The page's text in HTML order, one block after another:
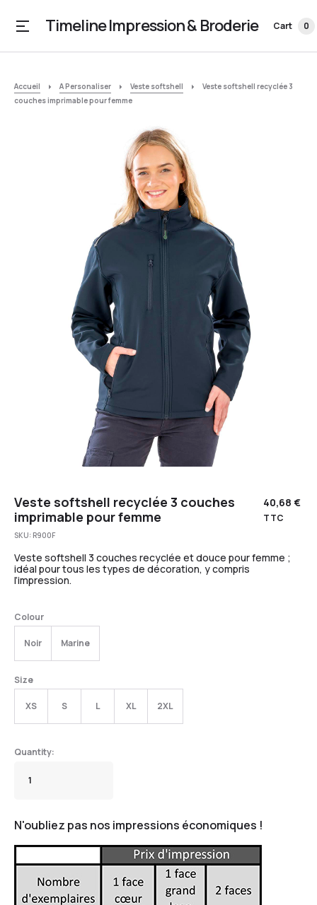
Timeline Impression & Broderie Cart 0
Accueil A Personaliser Veste softshell
Veste softshell recyclée 3
couches imprimable pour femme
Veste softshell recyclée 3 couches
imprimable pour femme
40,68€
TTC
SKU: R900F
Veste softshell 3 couches recyclée et douce pour femme ;
idéal pour tous les types de décoration, y compris
l’impression.
Colour
Noir Marine
Size
XS S L XL 2XL
N'oubliez pas nos impressions économiques !